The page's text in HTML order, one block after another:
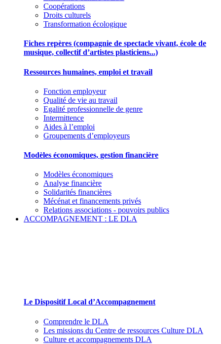
Coopérations
Droits culturels
Transformation écologique
Fiches repères (compagnie de spectacle vivant, école de
musique, collectif d’artistes plasticiens...)
Ressources humaines, emploi et travail
Fonction employeur
Qualité de vie au travail
Egalité professionnelle de genre
Intermittence
Aides à l’emploi
Groupements d’employeurs
Modèles économiques, gestion financière
Modèles économiques
Analyse financière
Solidarités financières
Mécénat et financements privés
Relations associations - pouvoirs publics
ACCOMPAGNEMENT : LE DLA
Le Dispositif Local d’Accompagnement
Comprendre le DLA
Les missions du Centre de ressources Culture DLA
Culture et accompagnements DLA